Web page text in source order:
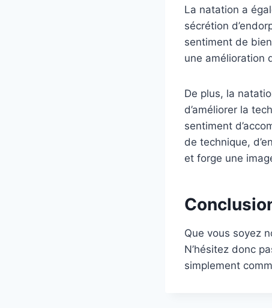
La natation a
sécrétion
sentiment de
une amélioration
De plus, la
d’améliorer la
sentiment
de technique,
et forge une
Que vous soyez
N’hésitez donc
simplement